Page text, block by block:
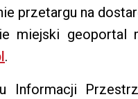
przetargu na
miejski geoportal
.
Informacji